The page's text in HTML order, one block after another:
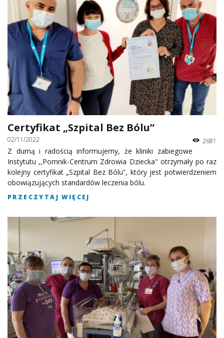
Certyfikat „Szpital Bez Bólu”
02/11/2022 2681
Z dumą i radością informujemy, że kliniki zabiegowe
Instytutu ,,Pomnik-Centrum Zdrowia Dziecka" otrzymały po raz
kolejny certyfikat „Szpital Bez Bólu”, który jest potwierdzeniem
obowiązujących standardów leczenia bólu.
PRZECZYTAJ WIĘCEJ